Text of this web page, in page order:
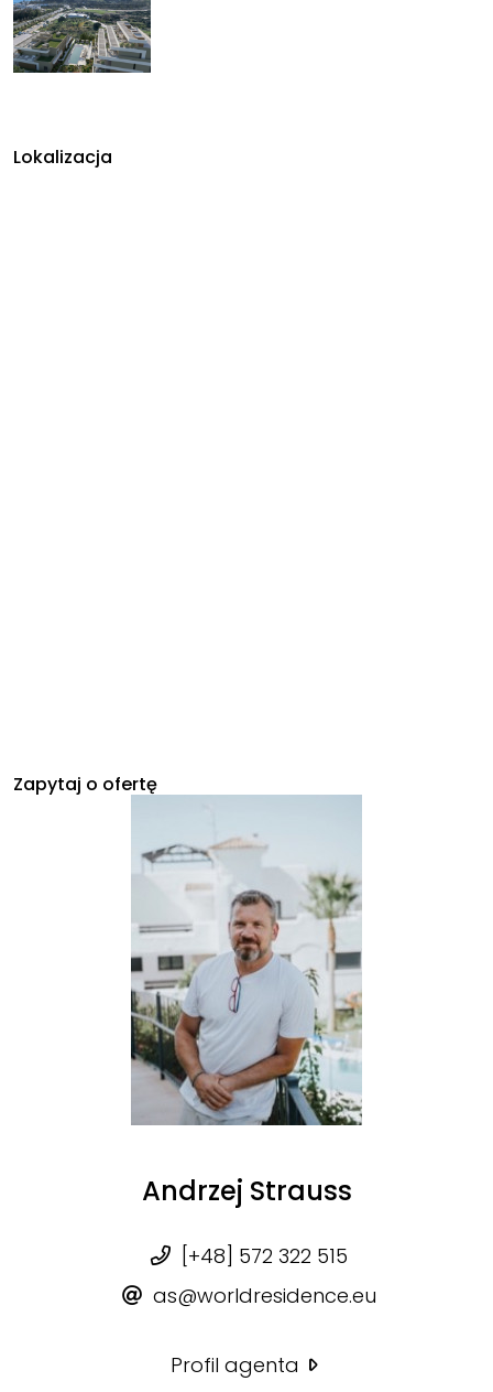
Lokalizacja
Zapytaj o ofertę
Andrzej Strauss
[+48] 572 322 515
as@worldresidence.eu
Profil agenta